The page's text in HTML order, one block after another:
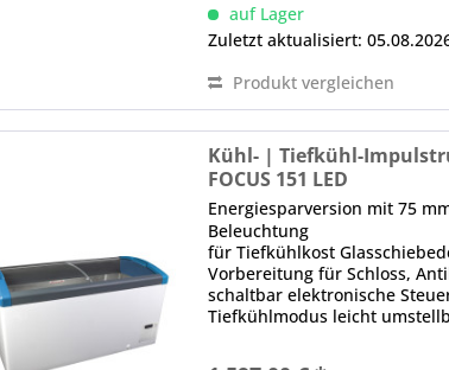
auf Lager
Zuletzt aktualisiert:
Produkt vergleichen
Kühl- | Tiefkühl-
FOCUS 151 LED
Energiesparversion mit 75
Beleuchtung
für Tiefkühlkost
Vorbereitung für Schloss,
schaltbar elektronische
Tiefkühlmodus leicht